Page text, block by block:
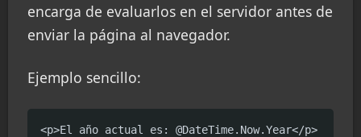
encarga de evaluarlos en el servidor antes de
enviar la página al navegador.
Ejemplo sencillo:
<p>El año actual es: @DateTime.Now.Year</p>